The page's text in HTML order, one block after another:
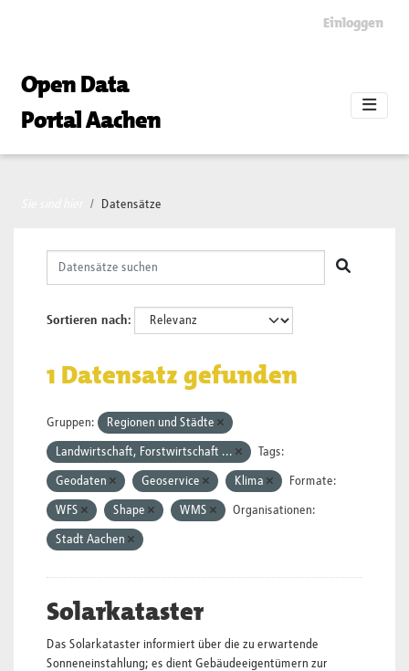
Einloggen
Open Data
Portal Aachen
Datensätze
Sortieren nach
1 Datensatz gefunden
Gruppen: Regionen und Städte
Landwirtschaft, Forstwirtschaft ... Tags:
Geodaten Geoservice Klima Formate:
WFS Shape WMS Organisationen:
Stadt Aachen
Solarkataster
Das Solarkataster informiert über die zu erwartende
Sonneneinstahlung; es dient Gebäudeeigentümern zur